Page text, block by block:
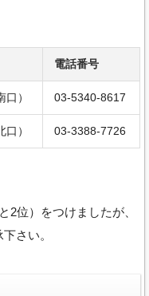
電話番号
） 03-5340-8617
） 03-3388-7726
2位）をつけましたが、
さい。